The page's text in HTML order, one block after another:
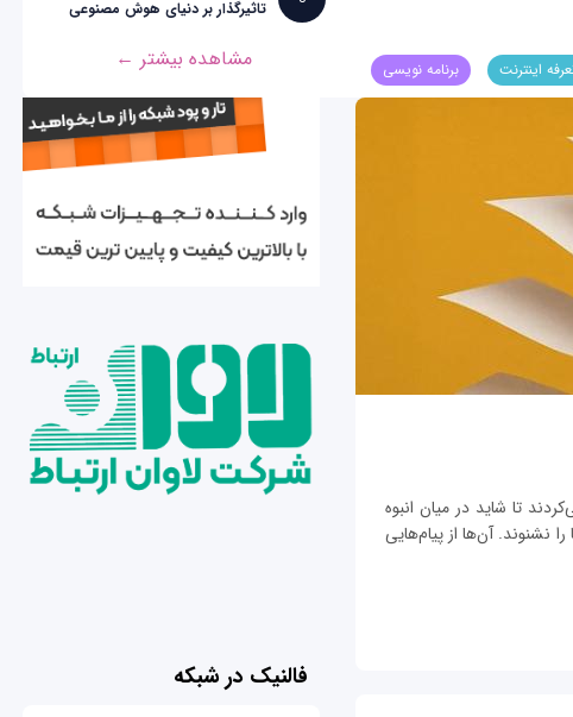
تاثیرگذار بر دنیای هوش مصنوعی
مشاهده بیشتر ← اینترنت برنامه نویسی
تا شاید در میان انبوه
نشنوند. آن‌ها از پیام‌هایی
فالنیک در شبکه